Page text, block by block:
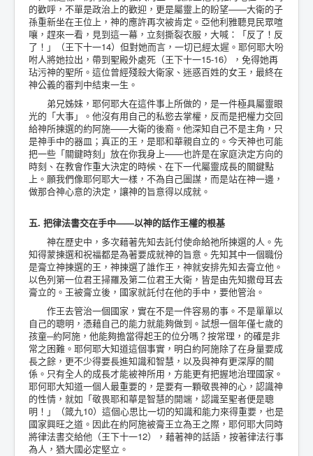
的歡呼，不單是政治上的歡迎，更是屬靈上的盼望——大衛的子
孫重新坐在王位上，神的應許再次被肯定。亞他利雅聽見民眾喧
嚷，趕來一看，見到這一幕，立刻撕裂衣服，大喊：「反了！反
了！」（王下十一14）但對她而言，一切已經太遲。耶何耶大吩
咐人將她拉出，帶到聖殿外處死（王下十一15-16），免得她再
玷污神的聖所。這位曾經殘殺大衛家、迷惑百姓的女王，最終在
神公義的審判中結束一生。
弟兄姊妹，耶何耶大在這件事上所做的，是一件極具屬靈眼
光的「大事」。他沒有用自己的私慾去掌權，反而是把權力交回
給神所揀選的約阿施——大衛的後裔。他深知自己不是主角，只
是神手中的器皿；真正的王，是耶和華親自立的。今天神也可能
把一些「關鍵時刻」放在你我身上——也許是在家庭決定方向的
時刻、在教會作重大決定的時候、在下一代屬靈成長的關鍵點
上。願我們像耶何耶大一樣，不為自己圖謀，而是站在神一邊，
做那合神心意的決定，讓神的旨意得以成就。
五. 把律法書交在手中——以神的話作王權的根基
神在歷史中，多次藉著先知去託付使命給祂所揀選的人。先
知得蒙揀選和祝福都是為著要成就神的旨意。先知其中一個職份
是膏立神揀選的王，神揀選了誰作王，神就安排先知去膏立他。
以色列第一位君王掃羅及第二位君王大衛，皆是由先知撒母耳去
膏立的。王被膏立後，國家就託付在他的手中，要他管治。
作王去管治一個國家，實在不是一件容易的事。不是單單以
自己的聰明，憑藉自己的能力就能夠做到。試想一個年僅七歲的
孩童─約阿施，他能夠擔當得起王的位分嗎？按常理，的確是非
常之困難。耶何耶大知道這個事實，明白約阿施除了在身量要成
長之餘，更不少得要長進知識和智慧，以及與神有更深厚的關
係。只有全人的成長才能被神所用，方能更有把握地治理國家。
耶何耶大知道一個人最重要的，是要有一顆敬畏神的心，認識神
的性情，就如「敬畏耶和華是智慧的開端，認識至聖者便是聰
明！」（箴九10）這個心思比一切的知識和能力來得重要，也是
國家興旺之道。因此在約阿施被膏王立為王之際，耶何耶大同時
將律法書交給他（王下十一12），藉著神的話語，按著律法行事
為人，猶大國必定堅立。